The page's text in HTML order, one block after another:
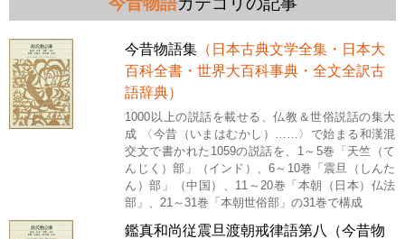
今昔物語集 （日本古典文学全集・日本大
百科全書・世界大百科事典・全文全訳古
語辞典）
1000以上の説話を載せる、仏教＆世俗説話の集大
成 〈今昔（いまはむかし）……〉で始まる和漢混
交文で書かれた1059の説話を、1～5巻「天竺（て
んじく）部」（インド）、6～10巻「震旦（しんた
ん）部」（中国）、11～20巻「本朝（日本）仏法
部」、21～31巻「本朝世俗部」の31巻で構成
鑑真和尚従震旦渡朝戒律語第八（今昔物